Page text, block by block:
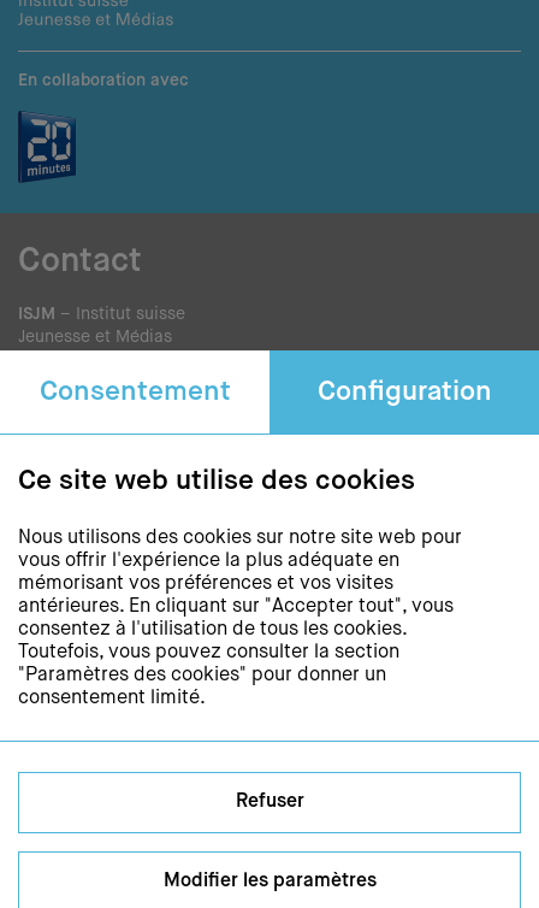
Consentement Configuration
Ce site web utilise des cookies
Nous utilisons des cookies sur notre site web pour
vous offrir l'expérience la plus adéquate en
mémorisant vos préférences et vos visites
antérieures. En cliquant sur "Accepter tout", vous
consentez à l'utilisation de tous les cookies.
Toutefois, vous pouvez consulter la section
"Paramètres des cookies" pour donner un
consentement limité.
Refuser
Modifier les paramètres
En collaboration avec
Contact
ISJM – Institut suisse
Jeunesse et Médias
Rue Saint-Etienne 4
Fax +41 43 268 39 09
Newsletter
Restez informés et
abonnez-vous à notre newsletter
S'abonner à la newsletter
Médias sociaux